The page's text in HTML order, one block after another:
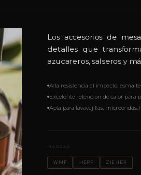
Los accesorios de
detalles que
azucareros, salseros y
Alta resistencia al impacto,
Excelente retención de calor para
Apta para lavavajillas, microondas,
MARCAS
WMF HEPP ZIEHER